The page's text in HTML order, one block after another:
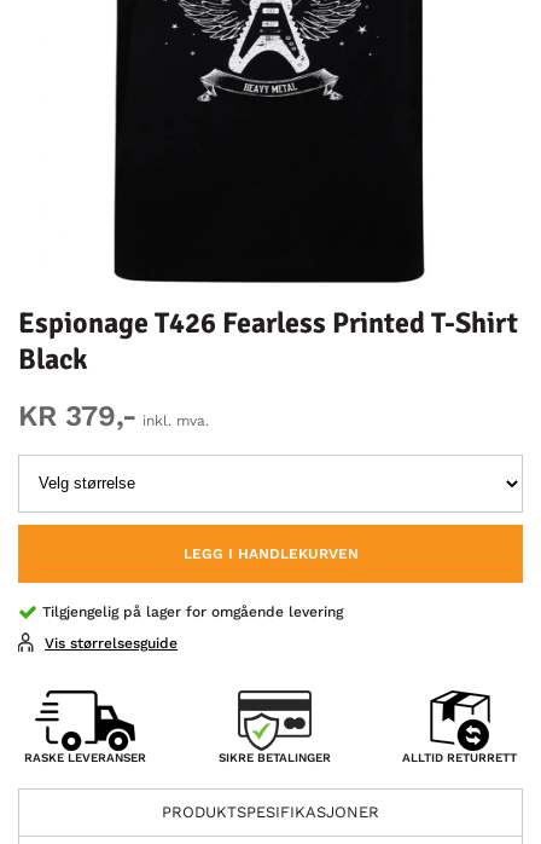
Espionage T426 Fearless Printed T-Shirt
Black
KR 379,- inkl. mva.
LEGG I HANDLEKURVEN
Tilgjengelig på lager for omgående levering
Vis størrelsesguide
RASKE LEVERANSER SIKRE BETALINGER ALLTID RETURRETT
PRODUKTSPESIFIKASJONER